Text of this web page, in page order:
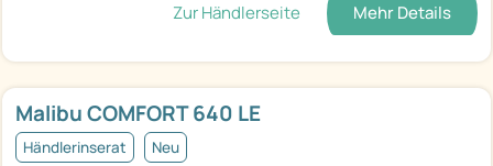
Zur Händlerseite Mehr Details
Malibu COMFORT 640 LE
Händlerinserat Neu